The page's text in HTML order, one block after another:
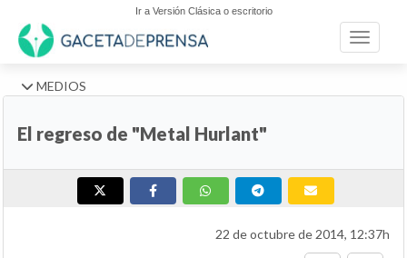
Ir a Versión Clásica o escritorio
Toggle
MEDIOS
El regreso de "Metal Hurlant"
22 de octubre de 2014, 12:37h